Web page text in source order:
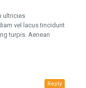
ultricies
vel lacus tincidunt
turpis. Aenean
Reply